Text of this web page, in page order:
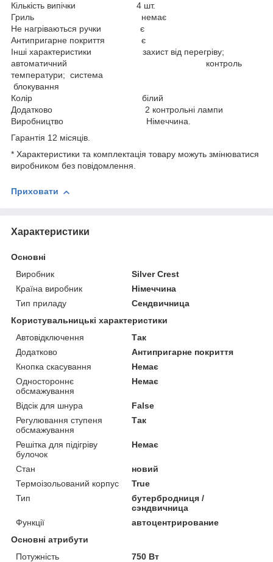
Кількість випічки 4 шт.
Гриль немає
Не нагріваються ручки є
Антипригарне покриття є
Інші характеристики захист від перегріву;
автоматичний контроль
температури; система
блокування
Колір білий
Додатково 2 контрольні лампи
Виробництво Німеччина.
Гарантія 12 місяців.
* Характеристики та комплектація товару можуть змінюватися
виробником без повідомлення.
Приховати
Характеристики
Основні
Виробник
Silver Crest
Країна виробник
Німеччина
Тип приладу
Сендвичница
Користувальницькі характеристики
Автовідключення
Так
Додатково
Антипригарне покриття
Кнопка скасування
Немає
Одностороннє
обсмажування
Немає
Відсік для шнура
False
Регулювання ступеня
обсмажування
Так
Решітка для підігріву
булочок
Немає
Стан
новий
Термоізольований корпус
True
Тип
бутербродниця /
сэндвичница
Функції
автоцентрирование
Основні атрибути
Потужність
750 Вт